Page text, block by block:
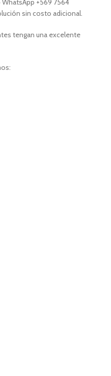
+569 7564
sin costo adicional.
tengan una excelente